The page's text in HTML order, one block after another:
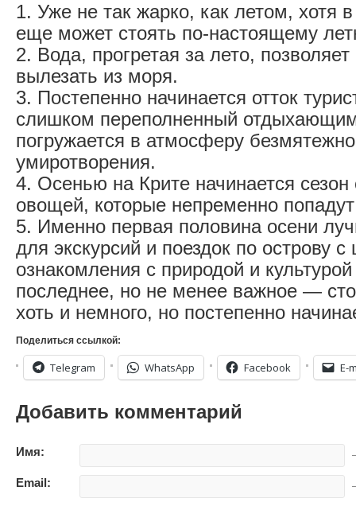
1. Уже не так жарко, как летом, хотя
еще может стоять по-настоящему
2. Вода, прогретая за лето,
вылезать из моря.
3. Постепенно начинается отток
слишком переполненный
погружается в атмосферу
умиротворения.
4. Осенью на Крите начинается
овощей, которые непременно
5. Именно первая половина осени
для экскурсий и поездок по острову
ознакомления с природой и
последнее, но не менее важное —
хоть и немного, но постепенно
Поделиться ссылкой:
Telegram WhatsApp Facebook E-
Добавить комментарий
Имя:
Email: